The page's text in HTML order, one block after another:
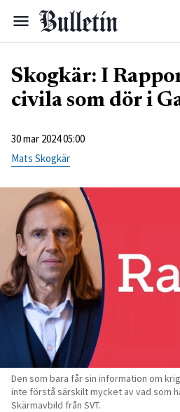
Skogkär: I
civila som dör i
30 mar 2024 05:00
Mats Skogkär
Den som bara får sin information om
inte förstå särskilt mycket av vad som
Skärmavbild från SVT.